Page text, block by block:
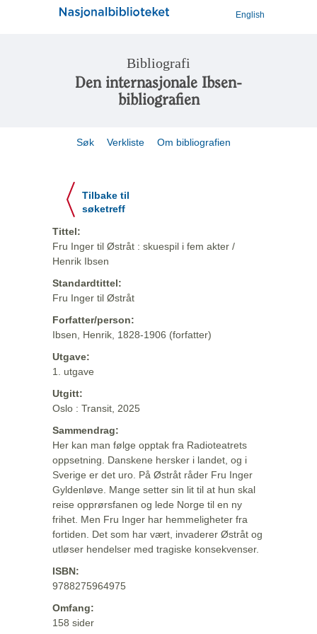
English
Bibliografi
Den internasjonale Ibsen-
bibliografien
Søk Verkliste Om bibliografien
Tilbake til
søketreff
Tittel:
Fru Inger til Østråt : skuespil i fem akter /
Henrik Ibsen
Standardtittel:
Fru Inger til Østråt
Forfatter/person:
Ibsen, Henrik, 1828-1906 (forfatter)
Utgave:
1. utgave
Utgitt:
Oslo : Transit, 2025
Sammendrag:
Her kan man følge opptak fra Radioteatrets
oppsetning. Danskene hersker i landet, og i
Sverige er det uro. På Østråt råder Fru Inger
Gyldenløve. Mange setter sin lit til at hun skal
reise opprørsfanen og lede Norge til en ny
frihet. Men Fru Inger har hemmeligheter fra
fortiden. Det som har vært, invaderer Østråt og
utløser hendelser med tragiske konsekvenser.
ISBN:
9788275964975
Omfang:
158 sider